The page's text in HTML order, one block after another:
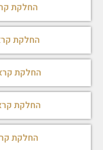
החלקת
החלקת
החלקת
החלקת
החלקת